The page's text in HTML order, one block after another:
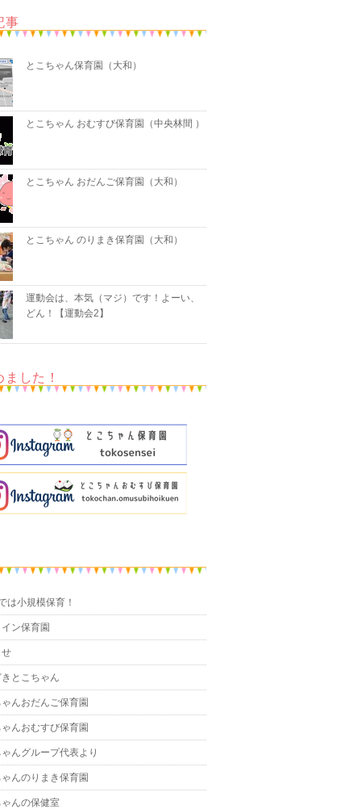
事
とこちゃん保育園（大和）
とこちゃん おむすび保育園（中央林間 ）
とこちゃん おだんご保育園（大和）
とこちゃん のりまき保育園（大和）
運動会は、本気（マジ）です！よーい、
どん！【運動会2】
した！
は小規模保育！
ン保育園
せ
とこちゃん
んおだんご保育園
んおむすび保育園
んグループ代表より
んのりまき保育園
んの保健室